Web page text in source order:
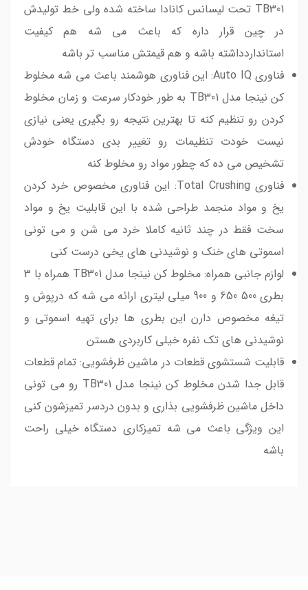
TB301 تحت لیسانس کانادا ساخته شده ولی خط تولیدش
در چین قرار داره که باعث می شه هم کیفیت
استانداردداشته باشه و هم قیمتش مناسب تر باشه
فناوری Auto IQ: این فناوری هوشمند باعث می شه مخلوط
کن نینجا مدل TB301 به طور خودکار سرعت و زمان مخلوط
کردن رو تنظیم کنه تا بهترین نتیجه رو بگیری یعنی نیازی
نیست خودت تنظیمات رو تغییر بدی دستگاه خودش
تشخیص می ده که چطور مواد رو مخلوط کنه
فناوری Total Crushing: این فناوری مخصوص خرد کردن
یخ و مواد منجمد طراحی شده با این قابلیت یخ و مواد
سخت فقط در چند ثانیه کاملا خرد می شن و می تونی
اسموتی های خنک و نوشیدنی های یخی درست کنی
لوازم جانبی همراه: مخلوط کن نینجا مدل TB301 همراه با 3
بطری 500 650 و 900 میلی لیتری ارائه می شه که درپوش و
تیغه مخصوص دارن این بطری ها برای تهیه اسموتی و
نوشیدنی های تک نفره خیلی کاربردی هستن
قابلیت شستشوی قطعات در ماشین ظرفشویی: تمام قطعات
قابل جدا شدن مخلوط کن نینجا مدل TB301 رو می تونی
داخل ماشین ظرفشویی بذاری و بدون دردسر تمیزشون کنی
این ویژگی باعث می شه تمیزکاری دستگاه خیلی راحت
باشه